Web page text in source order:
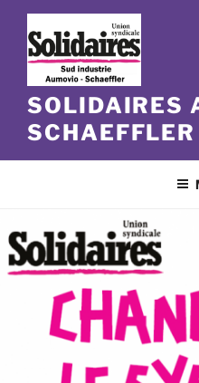
Aller
contenu
principal
SOLIDAIRES
SCHAEFFLER